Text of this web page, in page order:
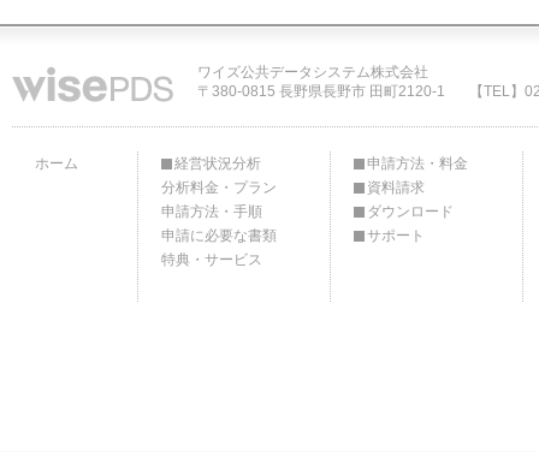
ワイズ公共データシステム株式会社
〒380-0815 長野県長野市 田町2120-1
【TEL】
ホーム
経営状況分析
分析料金・プラン
申請方法・手順
申請に必要な書類
特典・サービス
申請方法・料金
資料請求
ダウンロード
サポート